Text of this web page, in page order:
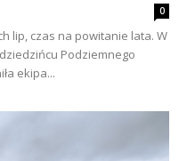
0
lip, czas na powitanie lata. W
Podziemnego
ekipa...